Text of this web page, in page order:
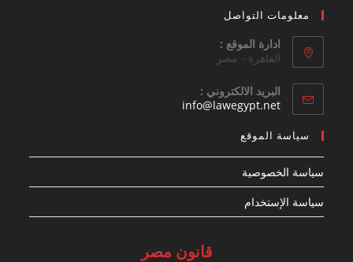
معلومات التواصل
ادارة الموقع :
القاهرة - مصر
البريد الالكتروني :
info@lawegypt.net
سياسة الموقع
سياسة الخصوصية
سياسة الإستخدام
قانون مصر